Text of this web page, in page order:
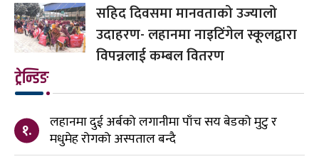
सहिद दिवसमा मानवताको उज्यालो
उदाहरण- लहानमा नाइटिंगेल स्कूलद्वारा
विपन्नलाई कम्बल वितरण
ट्रेन्डिङ
१.
लहानमा दुई अर्बको लगानीमा पाँच सय बेडको मुटु र
मधुमेह रोगको अस्पताल बन्दै